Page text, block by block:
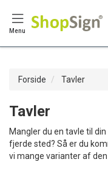
Menu
Forside Tavler
Tavler
Mangler du en tavle til
fjerde sted? Så er du
vi mange varianter af